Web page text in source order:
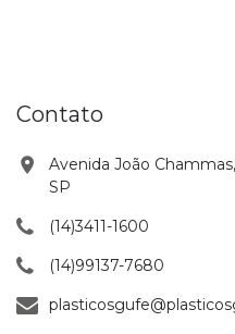
Contato
Avenida João
SP
(14)3411-1600
(14)99137-7680